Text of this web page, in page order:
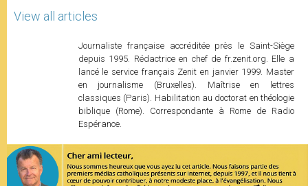
View all articles
Journaliste française accréditée près le Saint-Siège
depuis 1995. Rédactrice en chef de fr.zenit.org. Elle a
lancé le service français Zenit en janvier 1999. Master
en journalisme (Bruxelles). Maîtrise en lettres
classiques (Paris). Habilitation au doctorat en théologie
biblique (Rome). Correspondante à Rome de Radio
Espérance.